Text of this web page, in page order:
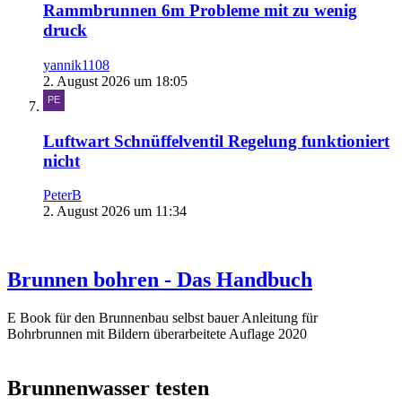
Rammbrunnen 6m Probleme mit zu wenig
druck
yannik1108
2. August 2026 um 18:05
Luftwart Schnüffelventil Regelung funktioniert
nicht
PeterB
2. August 2026 um 11:34
Brunnen bohren - Das Handbuch
E Book für den Brunnenbau selbst bauer Anleitung für
Bohrbrunnen mit Bildern überarbeitete Auflage 2020
Brunnenwasser testen